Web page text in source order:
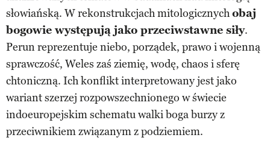
słowiańską. W rekonstrukcjach mitologicznychobaj
bogowie występują jako przeciwstawne siły.
Perun reprezentuje niebo, porządek, prawo i wojenną
sprawczość, Weles zaś ziemię, wodę, chaos i sferę
chtoniczną. Ich konflikt interpretowany jest jako
wariant szerzej rozpowszechnionego w świecie
indoeuropejskim schematu walki boga burzy z
przeciwnikiem związanym z podziemiem.